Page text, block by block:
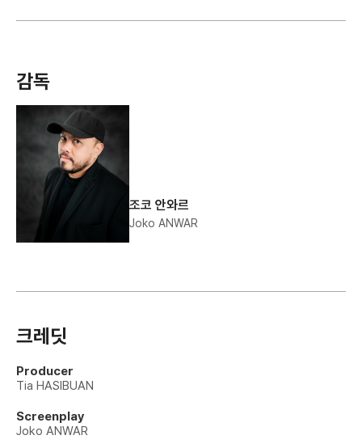
감독
조코 안와르
Joko ANWAR
크레딧
Producer
Tia HASIBUAN
Screenplay
Joko ANWAR